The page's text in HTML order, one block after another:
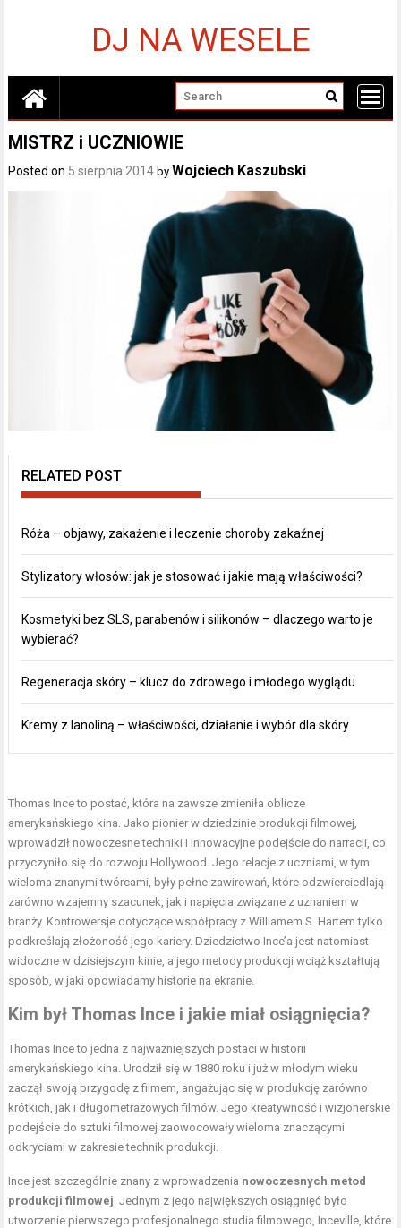
DJ NA WESELE
MISTRZ i UCZNIOWIE
Posted on 5 sierpnia 2014 by Wojciech Kaszubski
RELATED POST
Róża – objawy, zakażenie i leczenie choroby zakaźnej
Stylizatory włosów: jak je stosować i jakie mają właściwości?
Kosmetyki bez SLS, parabenów i silikonów – dlaczego warto je
wybierać?
Regeneracja skóry – klucz do zdrowego i młodego wyglądu
Kremy z lanoliną – właściwości, działanie i wybór dla skóry
Thomas Ince to postać, która na zawsze zmieniła oblicze
amerykańskiego kina. Jako pionier w dziedzinie produkcji filmowej,
wprowadził nowoczesne techniki i innowacyjne podejście do narracji, co
przyczyniło się do rozwoju Hollywood. Jego relacje z uczniami, w tym
wieloma znanymi twórcami, były pełne zawirowań, które odzwierciedlają
zarówno wzajemny szacunek, jak i napięcia związane z uznaniem w
branży. Kontrowersje dotyczące współpracy z Williamem S. Hartem tylko
podkreślają złożoność jego kariery. Dziedzictwo Ince’a jest natomiast
widoczne w dzisiejszym kinie, a jego metody produkcji wciąż kształtują
sposób, w jaki opowiadamy historie na ekranie.
Kim był Thomas Ince i jakie miał osiągnięcia?
Thomas Ince to jedna z najważniejszych postaci w historii
amerykańskiego kina. Urodził się w 1880 roku i już w młodym wieku
zaczął swoją przygodę z filmem, angażując się w produkcję zarówno
krótkich, jak i długometrażowych filmów. Jego kreatywność i wizjonerskie
podejście do sztuki filmowej zaowocowały wieloma znaczącymi
odkryciami w zakresie technik produkcji.
Ince jest szczególnie znany z wprowadzenia nowoczesnych metod
produkcji filmowej . Jednym z jego największych osiągnięć było
utworzenie pierwszego profesjonalnego studia filmowego, Inceville, które